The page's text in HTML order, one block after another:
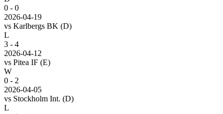
0 - 0
2026-04-19
vs Karlbergs BK (D)
L
3 - 4
2026-04-12
vs Pitea IF (E)
W
0 - 2
2026-04-05
vs Stockholm Int. (D)
L